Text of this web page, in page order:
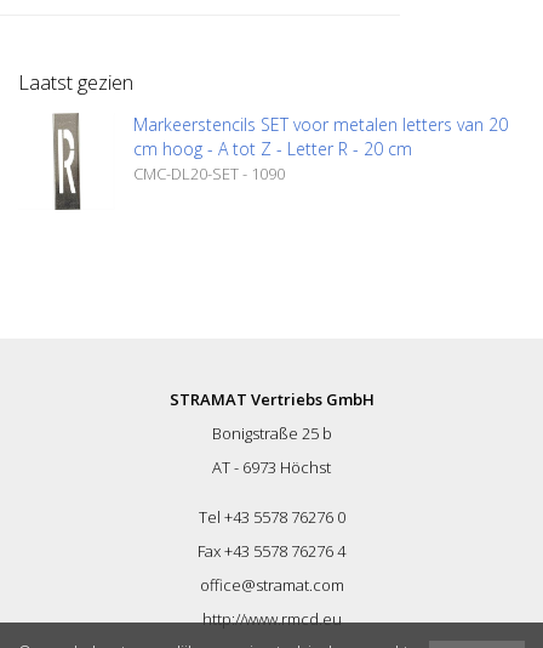
Laatst gezien
Markeerstencils SET voor metalen letters van 20
cm hoog - A tot Z - Letter R - 20 cm
CMC-DL20-SET - 1090
STRAMAT Vertriebs GmbH
Bonigstraße 25 b
AT - 6973 Höchst
Tel +43 5578 76276 0
Fax +43 5578 76276 4
office@stramat.com
http://www.rmcd.eu